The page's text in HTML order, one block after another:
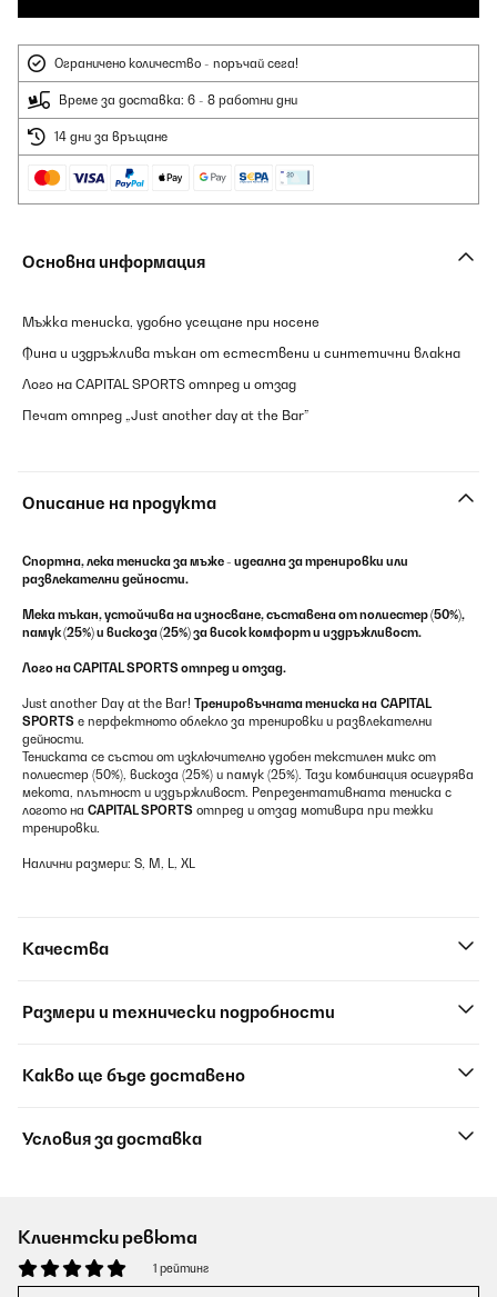
Ограничено количество - поръчай сега!
Време за доставка: 6 - 8 работни дни
14 дни за връщане
Основна информация
Мъжка тениска, удобно усещане при носене
Фина и издръжлива тъкан от естествени и синтетични влакна
Лого на CAPITAL SPORTS отпред и отзад
Печат отпред „Just another day at the Bar”
Описание на продукта
Спортна, лека тениска за мъже - идеална за тренировки или
развлекателни дейности.
Мека тъкан, устойчива на износване, съставена от полиестер (50%),
памук (25%) и вискоза (25%) за висок комфорт и издръжливост.
Лого на CAPITAL SPORTS отпред и отзад.
Just another Day at the Bar! Тренировъчната тениска на CAPITAL
SPORTS е перфектното облекло за тренировки и развлекателни
дейности.
Тениската се състои от изключително удобен текстилен микс от
полиестер (50%), вискоза (25%) и памук (25%). Тази комбинация осигурява
мекота, плътност и издържливост. Репрезентативната тениска с
логото на CAPITAL SPORTS отпред и отзад мотивира при тежки
тренировки.
Налични размери: S, M, L, XL
Качества
Размери и технически подробности
Какво ще бъде доставено
Условия за доставка
Клиентски ревюта
1 рейтинг